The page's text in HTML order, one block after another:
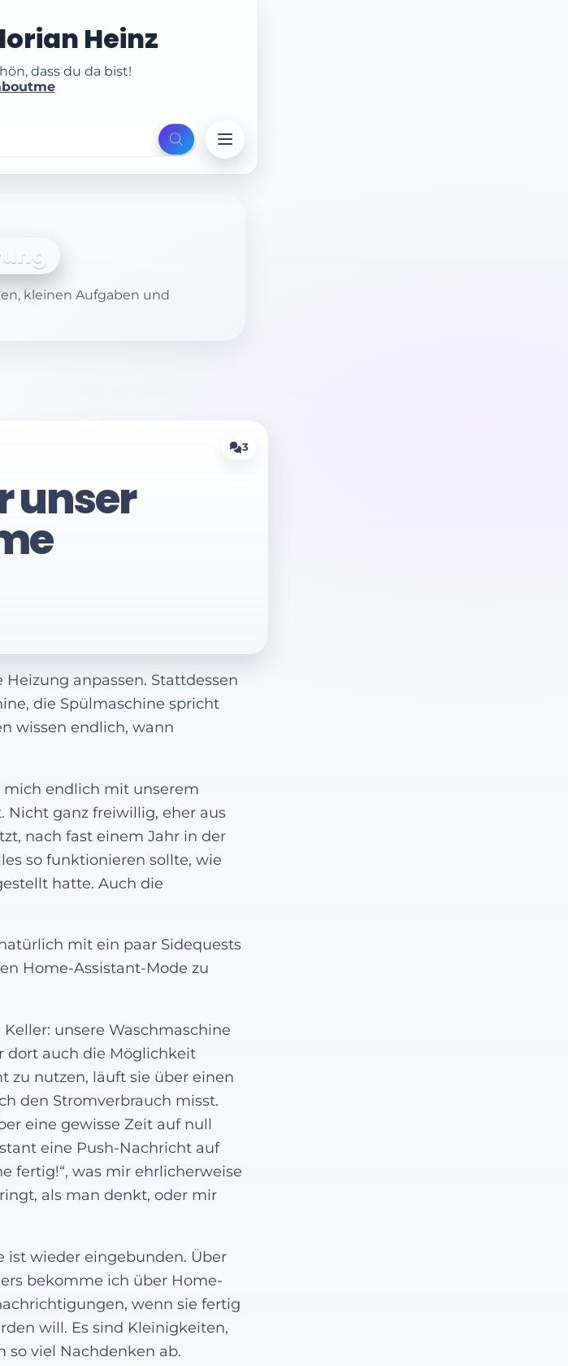
Heinz
dass du da bist!
kleinen Aufgaben und
3
unser
anpassen. Stattdessen
die Spülmaschine spricht
wissen endlich, wann
endlich mit unserem
Nicht ganz freiwillig, eher aus
nach fast einem Jahr in der
so funktionieren sollte, wie
hatte. Auch die
mit ein paar Sidequests
Home-Assistant-Mode zu
unsere Waschmaschine
dort auch die Möglichkeit
zu nutzen, läuft sie über einen
den Stromverbrauch misst.
eine gewisse Zeit auf null
eine Push-Nachricht auf
fertig!“, was mir ehrlicherweise
als man denkt, oder mir
ist wieder eingebunden. Über
bekomme ich über Home-
wenn sie fertig
will. Es sind Kleinigkeiten,
so viel Nachdenken ab.